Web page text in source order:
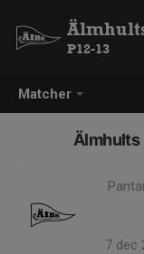
Matcher
P12-13
Älmhults
7 dec